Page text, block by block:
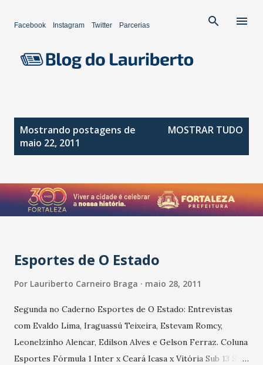
Facebook Instagram Twitter Parcerias
a
g
e
Mostrando postagens de
maio 22, 2011
MOSTRAR TUDO
Esportes de O Estado
Por Lauriberto Carneiro Braga maio 28, 2011
Segunda no Caderno Esportes de O Estado: Entrevistas
com Evaldo Lima, Iraguassú Teixeira, Estevam Romcy,
Leonelzinho Alencar, Edilson Alves e Gelson Ferraz. Coluna
Esportes Fórmula 1 Inter x Ceará Icasa x Vitória Sub 13 Sub